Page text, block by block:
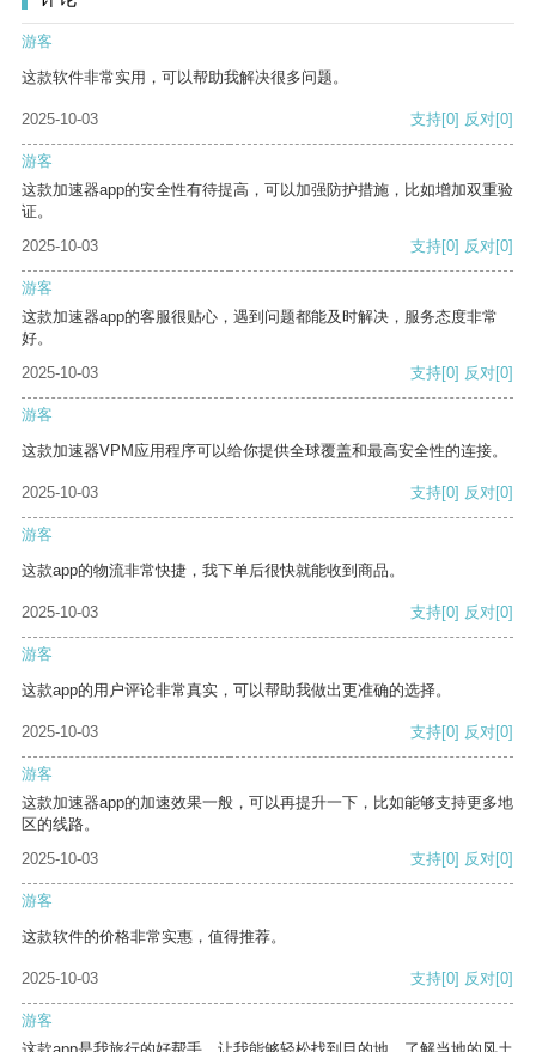
游客
这款软件非常实用，可以帮助我解决很多问题。
2025-10-03 支持[0] 反对[0]
游客
这款加速器app的安全性有待提高，可以加强防护措施，比如增加双重验
证。
2025-10-03
支持[0] 反对[0]
游客
这款加速器app的客服很贴心，遇到问题都能及时解决，服务态度非常
好。
2025-10-03
支持[0] 反对[0]
游客
这款加速器VPM应用程序可以给你提供全球覆盖和最高安全性的连接。
2025-10-03 支持[0] 反对[0]
游客
这款app的物流非常快捷，我下单后很快就能收到商品。
2025-10-03 支持[0] 反对[0]
游客
这款app的用户评论非常真实，可以帮助我做出更准确的选择。
2025-10-03 支持[0] 反对[0]
游客
这款加速器app的加速效果一般，可以再提升一下，比如能够支持更多地
区的线路。
2025-10-03
支持[0] 反对[0]
游客
这款软件的价格非常实惠，值得推荐。
2025-10-03 支持[0] 反对[0]
游客